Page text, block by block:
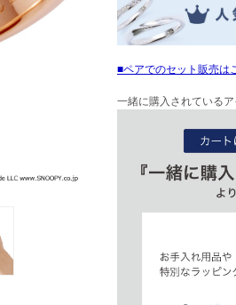
ペアでのセット販売は
一緒に購入されている